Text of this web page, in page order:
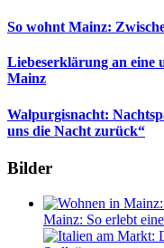
So wohnt Mainz:
Liebeserklärung an eine
Mainz
Walpurgisnacht:
uns die Nacht zurück“
Bilder
Mainz: So erlebt